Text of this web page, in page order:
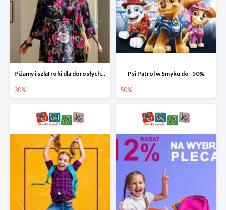
Piżamy i szlafroki dla dorosłych w Smyku do -30%
30%
Psi Patrol w Smyku do -50%
50%